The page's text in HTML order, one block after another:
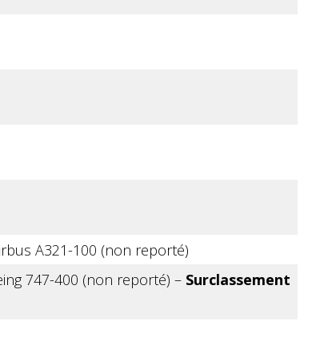
A321-100 (non reporté)
747-400 (non reporté) – Surclassement